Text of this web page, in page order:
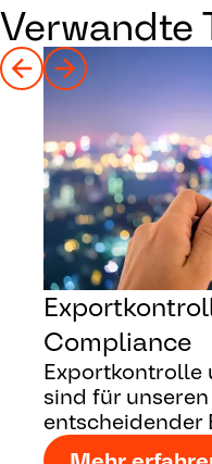
Verwandte
Compliance
Exportkontrolle
sind für
entscheidender